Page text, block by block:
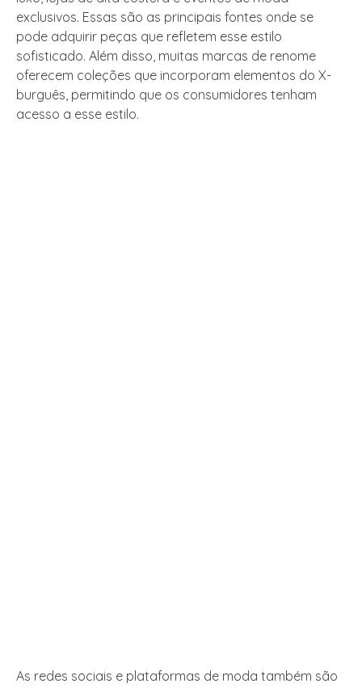
exclusivos. Essas são as principais fontes onde se
pode adquirir peças que refletem esse estilo
sofisticado. Além disso, muitas marcas de renome
oferecem coleções que incorporam elementos do X-
burguês, permitindo que os consumidores tenham
acesso a esse estilo.
As redes sociais e plataformas de moda também são